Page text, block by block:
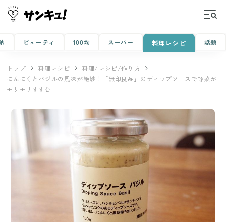
ビューティ 100均 スーパー 料理レシピ 話題
トップ 料理レシピ
料理/レシピ/作り方
にんにくとバジルの風味が絶妙！「無印良品」のディップソースで野菜が
モリモリすすむ